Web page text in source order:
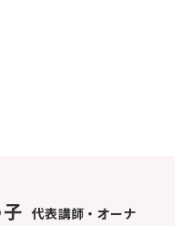
代表講師・オーナ